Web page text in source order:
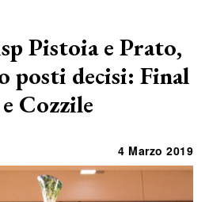
Pistoia e Prato,
decisi: Final
Cozzile
4 Marzo 2019